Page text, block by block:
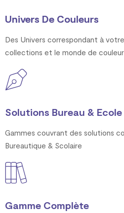
Univers De Couleurs
Des Univers correspondant à
collections et le monde de
Solutions Bureau & Ecole
Gammes couvrant des solutions
Bureautique & Scolaire
Gamme Complète